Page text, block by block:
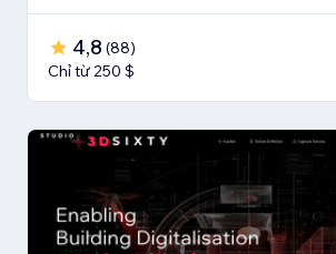
4,8 (88)
Chỉ từ 250 $